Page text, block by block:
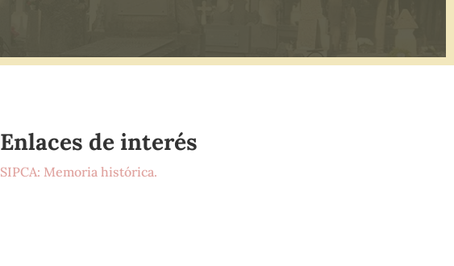
Enlaces de interés
SIPCA: Memoria histórica.